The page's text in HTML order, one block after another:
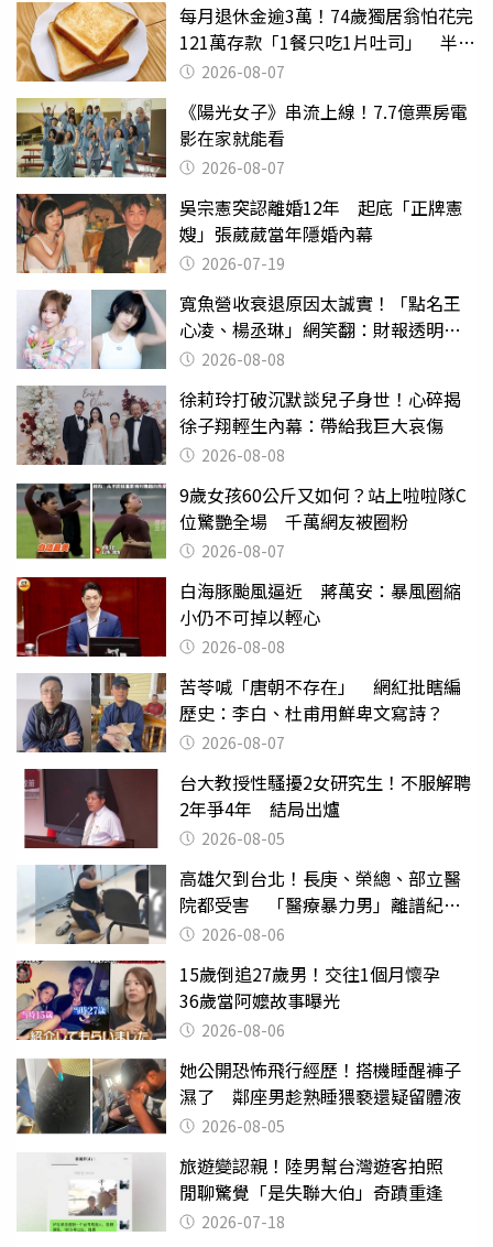
每月退休金逾3萬！74歲獨居翁怕花完
121萬存款「1餐只吃1片吐司」 半年
後暴瘦嚇壞女兒
2026-08-07
《陽光女子》串流上線！7.7億票房電
影在家就能看
2026-08-07
吳宗憲突認離婚12年 起底「正牌憲
嫂」張葳葳當年隱婚內幕
2026-07-19
寬魚營收衰退原因太誠實！「點名王
心凌、楊丞琳」網笑翻：財報透明度
滿分2026-08-08
徐莉玲打破沉默談兒子身世！心碎揭
徐子翔輕生內幕：帶給我巨大哀傷
2026-08-08
9歲女孩60公斤又如何？站上啦啦隊C
位驚艷全場 千萬網友被圈粉
2026-08-07
白海豚颱風逼近 蔣萬安：暴風圈縮
小仍不可掉以輕心
2026-08-08
苦苓喊「唐朝不存在」 網紅批瞎編
歷史：李白、杜甫用鮮卑文寫詩？
2026-08-07
台大教授性騷擾2女研究生！不服解聘
2年爭4年 結局出爐
2026-08-05
高雄欠到台北！長庚、榮總、部立醫
院都受害 「醫療暴力男」離譜紀錄
曝光2026-08-06
15歲倒追27歲男！交往1個月懷孕
36歲當阿嬤故事曝光
2026-08-06
她公開恐怖飛行經歷！搭機睡醒褲子
濕了 鄰座男趁熟睡猥褻還疑留體液
2026-08-05
旅遊變認親！陸男幫台灣遊客拍照
閒聊驚覺「是失聯大伯」奇蹟重逢
2026-07-18